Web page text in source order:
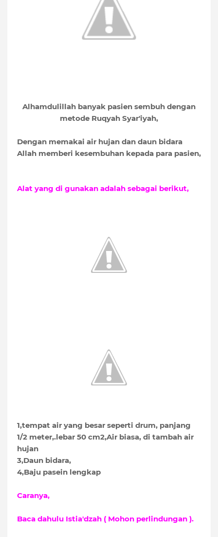
Alhamdulillah banyak pasien sembuh dengan
metode Ruqyah Syar'iyah,
Dengan memakai air hujan dan daun bidara
Allah memberi kesembuhan kepada para pasien,
Alat yang di gunakan adalah sebagai berikut,
1,tempat air yang besar seperti drum, panjang
1/2 meter,.lebar 50 cm2,Air biasa, di tambah air
hujan
3,Daun bidara,
4,Baju pasein lengkap
Caranya,
Baca dahulu Istia'dzah ( Mohon perlindungan ).